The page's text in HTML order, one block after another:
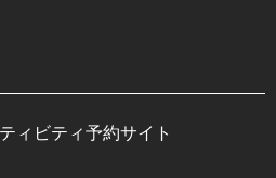
ィビティ予約サイト